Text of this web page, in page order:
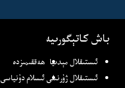
باش كاتېگورىيە
ئىستىقلال مېدىيا ھەققىمىزدە
ئىستىقلال ژۇرنىلى ئىسلام دۇنياسى